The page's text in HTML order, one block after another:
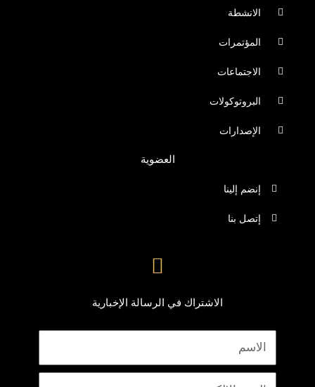
الانشطة
المؤتمرات
الاجتماعات
البروتوكولات
الإصدارات
العضوية
إنضم إلينا
إتصل بنا
الاشتراك في الرسالة الإخبارية
الاسم